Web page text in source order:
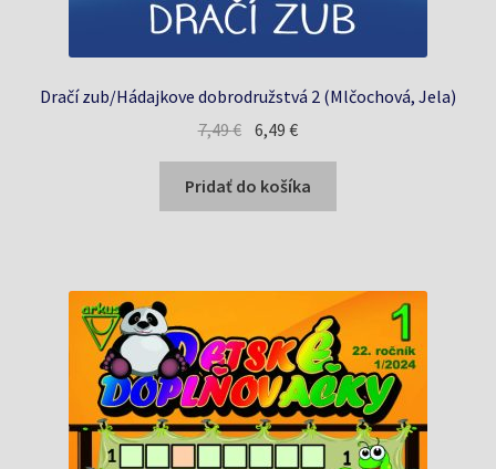
Dračí zub/Hádajkove dobrodružstvá 2 (Mlčochová, Jela)
7,49€ Pôvodná
cena
bola:
7,49 €.
6,49€Aktuálna
cena
je:
6,49 €.
Pridať do košíka